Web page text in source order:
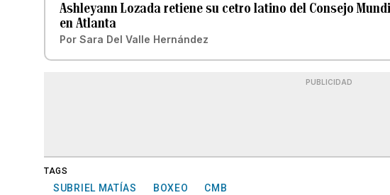
Ashleyann Lozada retiene su cetro latino del Consejo
en Atlanta
Por Sara Del Valle Hernández
PUBLICIDAD
TAGS
SUBRIEL MATÍAS BOXEO CMB